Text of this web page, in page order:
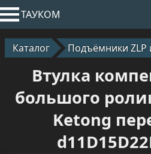
ТАУКОМ
Каталог Подъёмники ZLP
Втулка
большого
Ketong